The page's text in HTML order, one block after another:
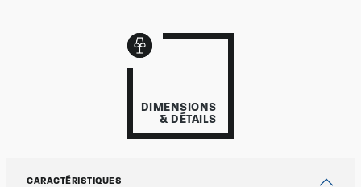
DIMENSIONS
& DÉTAILS
CARACTÉRISTIQUES